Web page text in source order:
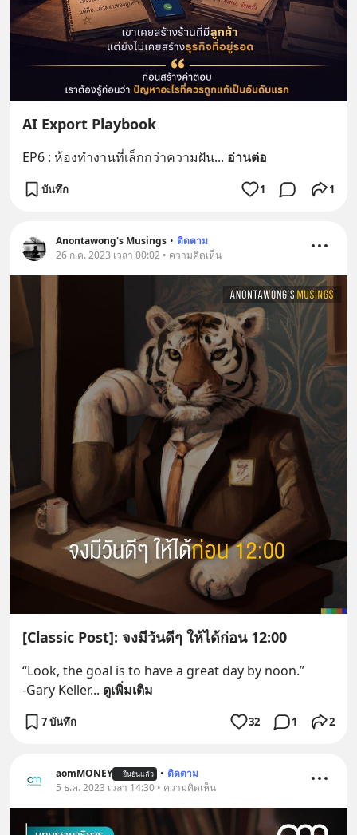
AI Export Playbook
EP6 : ห้องทำงานที่เล็กกว่าความฝัน... อ่านต่อ
บันทึก 1 1
Anontawong's Musings • ติดตาม
26 ก.ค. 2023 เวลา 00:02 • ความคิดเห็น
[Classic Post]: จงมีวันดีๆ ให้ได้ก่อน 12:00
“Look, the goal is to have a great day by noon.”
-Gary Keller... ดูเพิ่มเติม
7 บันทึก 32 1 2
aomMONEY ยืนยันแล้ว • ติดตาม
5 ธ.ค. 2023 เวลา 14:30 • ความคิดเห็น